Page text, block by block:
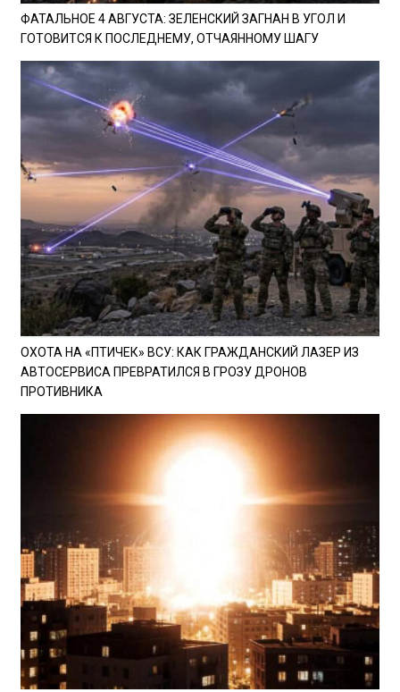
ФАТАЛЬНОЕ 4 АВГУСТА: ЗЕЛЕНСКИЙ ЗАГНАН В УГОЛ И
ГОТОВИТСЯ К ПОСЛЕДНЕМУ, ОТЧАЯННОМУ ШАГУ
ОХОТА НА «ПТИЧЕК» ВСУ: КАК ГРАЖДАНСКИЙ ЛАЗЕР ИЗ
АВТОСЕРВИСА ПРЕВРАТИЛСЯ В ГРОЗУ ДРОНОВ
ПРОТИВНИКА